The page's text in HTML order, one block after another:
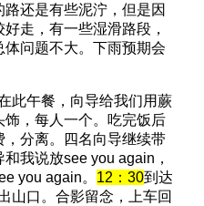
还是有些泥泞，但是因
走，有一些湿滑路段，
问题不大。下雨预期会
此午餐，向导给我们用蕨
，每人一个。吃完饭后
分离。四名向导继续带
我说放see you again，
you again。 12：30到达
山口。合影留念，上车回